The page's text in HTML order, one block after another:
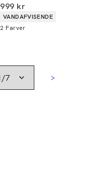
I alt (inkl. rabat)
999 kr
Produkt egenskaber
VANDAFVISENDE
2 Farver